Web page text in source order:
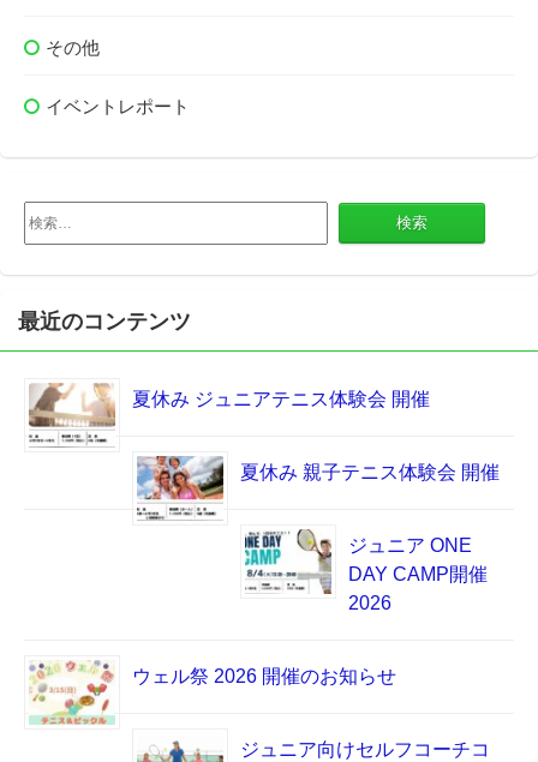
その他
イベントレポート
検
索:
最近のコンテンツ
夏休み ジュニアテニス体験会 開催
夏休み 親子テニス体験会 開催
ジュニア ONE
DAY CAMP開催
2026
ウェル祭 2026 開催のお知らせ
ジュニア向けセルフコーチコ